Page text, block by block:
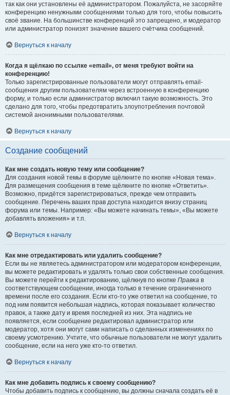
так как они установлены её администратором. Пожалуйста, не засоряйте
конференцию ненужными сообщениями только для того, чтобы повысить
своё звание. На большинстве конференций это запрещено, и модератор
или администратор понизят значение вашего счётчика сообщений.
Вернуться к началу
Когда я щёлкаю по ссылке «email», от меня требуют войти на
конференцию!
Только зарегистрированные пользователи могут отправлять email-
сообщения другим пользователям через встроенную в конференцию
форму, и только если администратор включил такую возможность. Это
сделано для того, чтобы предотвратить злоупотребления почтовой
системой анонимными пользователями.
Вернуться к началу
Создание сообщений
Как мне создать новую тему или сообщение?
Для создания новой темы в форуме щёлкните по кнопке «Новая тема».
Для размещения сообщения в теме щёлкните по кнопке «Ответить».
Возможно, придётся зарегистрироваться, прежде чем отправить
сообщение. Перечень ваших прав доступа находится внизу страниц
форума или темы. Например: «Вы можете начинать темы», «Вы можете
добавлять вложения» и т.п.
Вернуться к началу
Как мне отредактировать или удалить сообщение?
Если вы не являетесь администратором или модератором конференции,
вы можете редактировать и удалять только свои собственные сообщения.
Вы можете перейти к редактированию, щёлкнув по кнопке Правка в
соответствующем сообщении, иногда только в течение ограниченного
времени после его создания. Если кто-то уже ответил на сообщение, то
под ним появится небольшая надпись, которая показывает количество
правок, а также дату и время последней из них. Эта надпись не
появляется, если сообщение редактировал администратор или
модератор, хотя они могут сами написать о сделанных изменениях по
своему усмотрению. Учтите, что обычные пользователи не могут удалить
сообщение, если на него уже кто-то ответил.
Вернуться к началу
Как мне добавить подпись к своему сообщению?
Чтобы добавить подпись к сообщению, вы должны сначала создать её в